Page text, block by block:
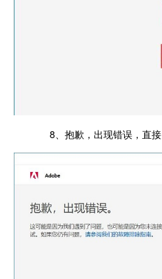
8、抱歉，出现错误，直接